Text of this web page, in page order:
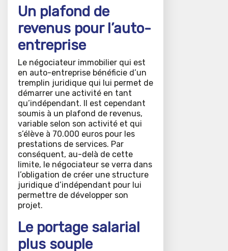
Un plafond de
revenus pour l’auto-
entreprise
Le négociateur immobilier qui est
en auto-entreprise bénéficie d’un
tremplin juridique qui lui permet de
démarrer une activité en tant
qu’indépendant. Il est cependant
soumis à un plafond de revenus,
variable selon son activité et qui
s’élève à 70.000 euros pour les
prestations de services. Par
conséquent, au-delà de cette
limite, le négociateur se verra dans
l’obligation de créer une structure
juridique d’indépendant pour lui
permettre de développer son
projet.
Le portage salarial
plus souple